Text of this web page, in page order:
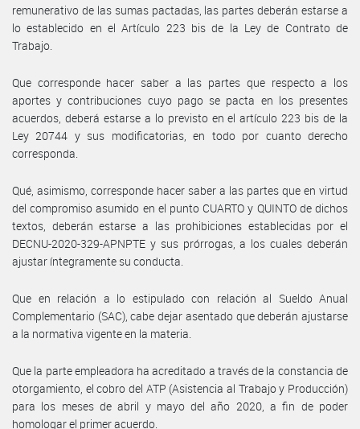
remunerativo de las sumas pactadas, las partes deberán estarse a
lo establecido en el Artículo 223 bis de la Ley de Contrato de
Trabajo.
Que corresponde hacer saber a las partes que respecto a los
aportes y contribuciones cuyo pago se pacta en los presentes
acuerdos, deberá estarse a lo previsto en el artículo 223 bis de la
Ley 20744 y sus modificatorias, en todo por cuanto derecho
corresponda.
Qué, asimismo, corresponde hacer saber a las partes que en virtud
del compromiso asumido en el punto CUARTO y QUINTO de dichos
textos, deberán estarse a las prohibiciones establecidas por el
DECNU-2020-329-APNPTE y sus prórrogas, a los cuales deberán
ajustar íntegramente su conducta.
Que en relación a lo estipulado con relación al Sueldo Anual
Complementario (SAC), cabe dejar asentado que deberán ajustarse
a la normativa vigente en la materia.
Que la parte empleadora ha acreditado a través de la constancia de
otorgamiento, el cobro del ATP (Asistencia al Trabajo y Producción)
para los meses de abril y mayo del año 2020, a fin de poder
homologar el primer acuerdo.